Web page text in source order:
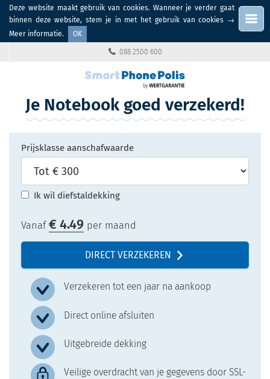
Deze website maakt gebruik van cookies. Wanneer je verder gaat
binnen deze website, stem je in met het gebruik van cookies →
Meer informatie. OK
088 2500 600
Menu
Je Notebook goed verzekerd!
Verzekeren tot een jaar na aankoop
Direct online afsluiten
Uitgebreide dekking
Prijsklasse aanschafwaarde
Ik wil diefstaldekking
Vanaf €4.49 per maand
DIRECT VERZEKEREN
Veilige overdracht van je gegevens door SSL-